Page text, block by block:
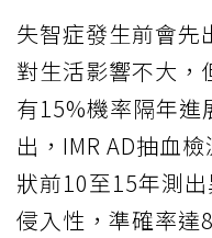
失智症發生前會先
對生活影響不大，
有15%機率隔年進
出，IMR AD抽血
狀前10至15年測
侵入性，準確率達